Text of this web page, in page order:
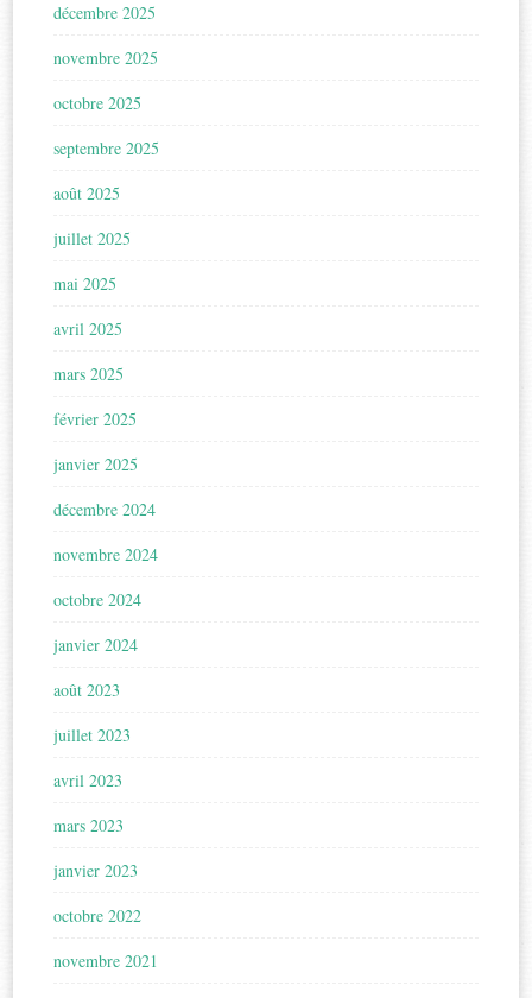
décembre 2025
novembre 2025
octobre 2025
septembre 2025
août 2025
juillet 2025
mai 2025
avril 2025
mars 2025
février 2025
janvier 2025
décembre 2024
novembre 2024
octobre 2024
janvier 2024
août 2023
juillet 2023
avril 2023
mars 2023
janvier 2023
octobre 2022
novembre 2021